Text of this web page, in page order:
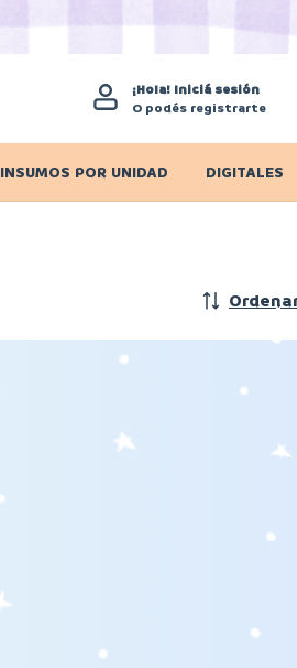
¡Hola! Iniciá sesión
O podés registrarte
INSUMOS POR UNIDAD DIGITALES